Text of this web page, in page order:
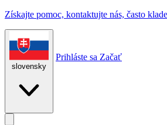
Získajte pomoc, kontaktujte nás, často
slovensky
Prihláste sa Začať